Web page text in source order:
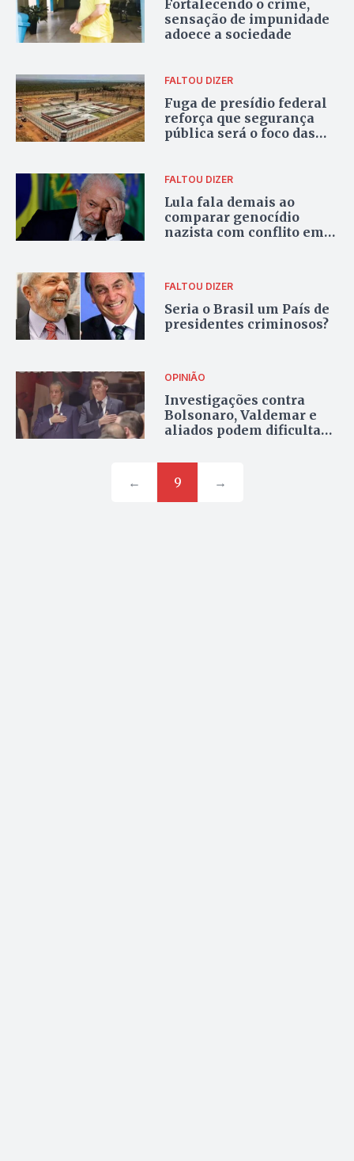
Fortalecendo o crime,
sensação de impunidade
adoece a sociedade
FALTOU DIZER
Fuga de presídio federal
reforça que segurança
pública será o foco das
FALTOU DIZER
Lula fala demais ao
comparar genocídio
nazista com conflito em
FALTOU DIZER
Seria o Brasil um País de
presidentes criminosos?
OPINIÃO
Investigações contra
Bolsonaro, Valdemar e
aliados podem dificultar
PL
←
9 →